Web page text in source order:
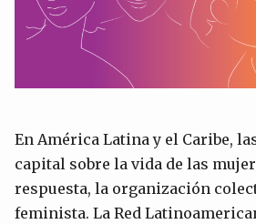
En América Latina y el Caribe,
capital sobre la vida de las
respuesta, la organización
feminista. La Red